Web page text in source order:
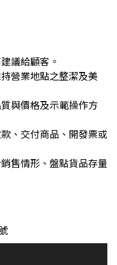
議給顧客。
營業地點之整潔及美
與價格及示範操作方
、交付商品、開發票或
售情形、盤點貨品存量